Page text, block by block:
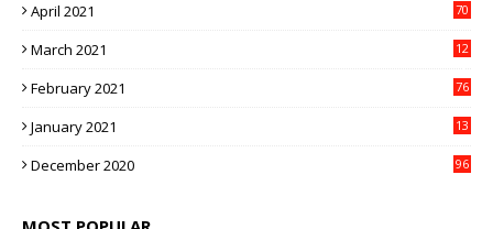
April 2021 70
March 2021
12
February 2021 76
January 2021
13
December 2020 96